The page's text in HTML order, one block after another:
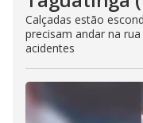
Calçadas estão
precisam andar na
acidentes